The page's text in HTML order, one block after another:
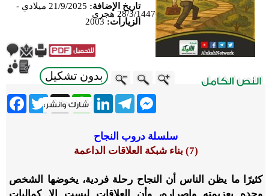
تاريخ الإضافة:
21/9/2025 ميلادي -
28/3/1447 هجري
الزيارات: 2003
بدون تشكيل
Twitter X
WhatsApp
LinkedInTelegram
Messenger
سلسلة دروب النجاح
(7) بناء شبكة العلاقات الداعمة
كثيرًا ما يظن الناس أن النجاح رحلة فردية، يخوضها الشخص